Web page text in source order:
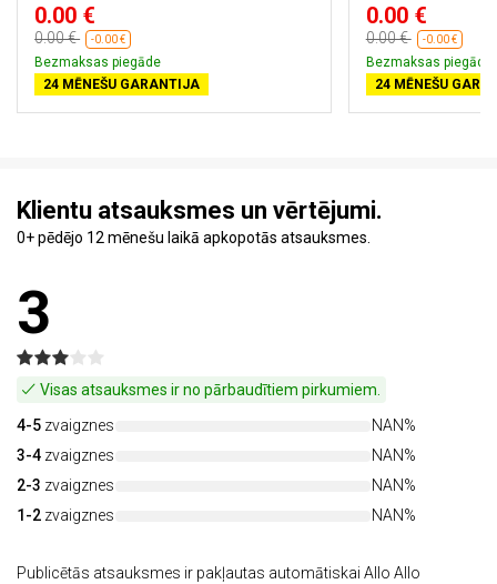
0.00 €
0.00 € -0.00 €
Bezmaksas piegāde
24 MĒNEŠU GARANTIJA
0.00 €
0.00 € -0.00 €
Bezmaksas piegāde
24 MĒNEŠU
Klientu atsauksmes un vērtējumi.
0+ pēdējo 12 mēnešu laikā apkopotās atsauksmes.
3
Visas atsauksmes ir no pārbaudītiem pirkumiem.
4-5 zvaigznes
NAN%
3-4 zvaigznes
NAN%
2-3 zvaigznes
NAN%
1-2 zvaigznes NAN%
Publicētās atsauksmes ir pakļautas automātiskai Allo Allo